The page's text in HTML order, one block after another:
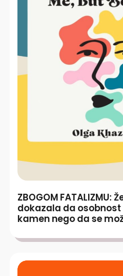
ZBOGOM FATALIZMU:
dokazala da osobnost
kamen nego da se